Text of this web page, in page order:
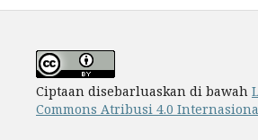
Ciptaan disebarluaskan di bawah
Commons Atribusi 4.0